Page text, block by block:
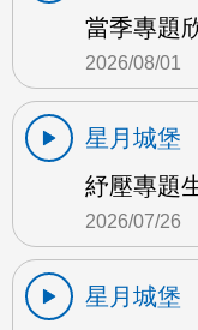
當季專題
2026/08/01
星月城堡
紓壓專題
2026/07/26
星月城堡